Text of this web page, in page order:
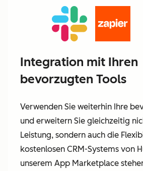
Integration mit Ihren
bevorzugten Tools
Verwenden Sie weiterhin Ihre
und erweitern Sie gleichzeitig
Leistung, sondern auch die
kostenlosen CRM-Systems von
unserem App Marketplace